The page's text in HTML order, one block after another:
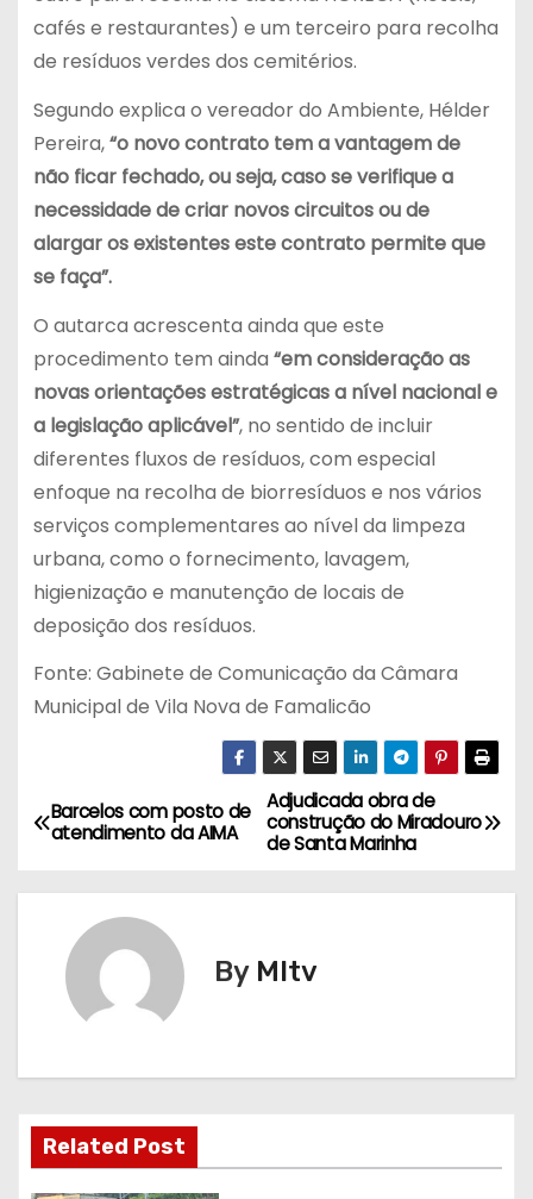
cafés e restaurantes) e um terceiro para recolha
de resíduos verdes dos cemitérios.
Segundo explica o vereador do Ambiente, Hélder
Pereira,“o novo contrato tem a vantagem de
não ficar fechado, ou seja, caso se verifique a
necessidade de criar novos circuitos ou de
alargar os existentes este contrato permite que
se faça”.
O autarca acrescenta ainda que este
procedimento tem ainda “em consideração as
novas orientações estratégicas a nível nacional e
a legislação aplicável”, no sentido de incluir
diferentes fluxos de resíduos, com especial
enfoque na recolha de biorresíduos e nos vários
serviços complementares ao nível da limpeza
urbana, como o fornecimento, lavagem,
higienização e manutenção de locais de
deposição dos resíduos.
Fonte: Gabinete de Comunicação da Câmara
Municipal de Vila Nova de Famalicão
N
ç
ã
Adjudicada obra de
construção do Miradouro
de Santa Marinha
Barcelos com posto de
atendimento da AIMA
By MItv
Related Post